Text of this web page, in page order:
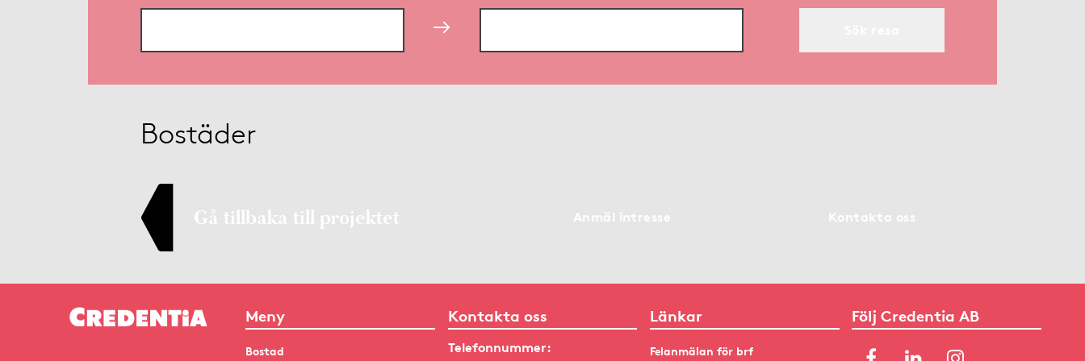
Bostäder
Gå tillbaka till projektet Anmäl intresse Kontakta oss
Meny
Bostad
Kontakta oss
Telefonnummer:
Länkar
Felanmälan för brf
Följ Credentia AB